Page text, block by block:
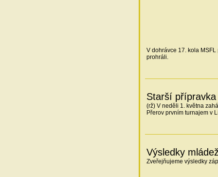
V dohrávce 17. kola
prohráli.
Starší
(rž) V neděli 1. května
Přerov prvním turnajem v
Výsledky
Zveřejňujeme výsledky